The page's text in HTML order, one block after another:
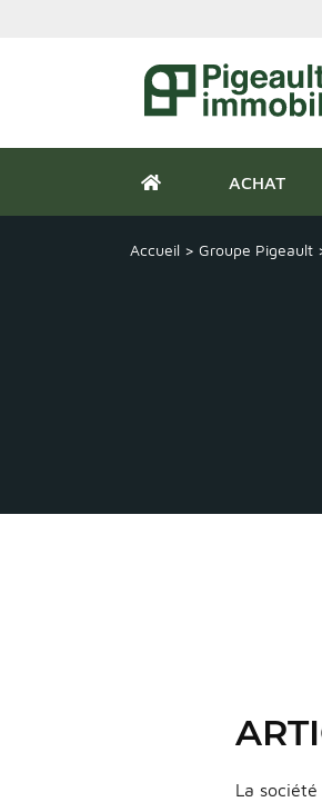
ACHAT
Accueil > Groupe Pigeault
La